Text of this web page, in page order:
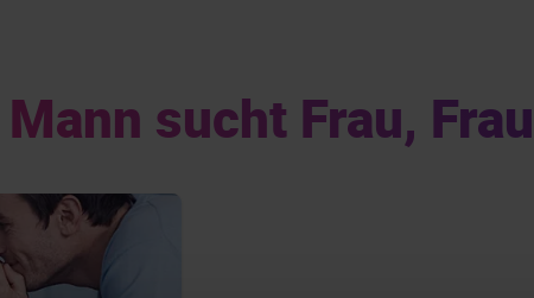
Mann sucht Frau,